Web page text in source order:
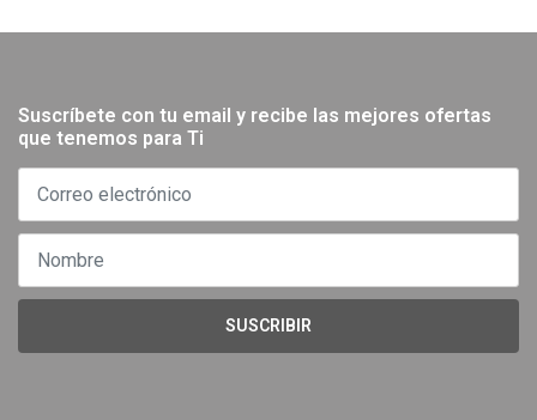
Suscríbete con tu email y recibe las mejores ofertas
que tenemos para Ti
SUSCRIBIR